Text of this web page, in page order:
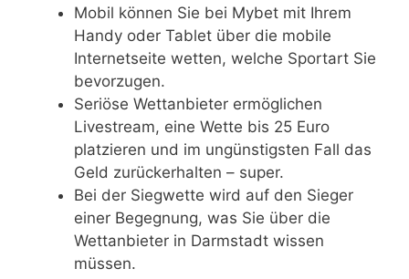
Mobil können Sie bei Mybet mit Ihrem
Handy oder Tablet über die mobile
Internetseite wetten, welche Sportart Sie
bevorzugen.
Seriöse Wettanbieter ermöglichen
Livestream, eine Wette bis 25 Euro
platzieren und im ungünstigsten Fall das
Geld zurückerhalten – super.
Bei der Siegwette wird auf den Sieger
einer Begegnung, was Sie über die
Wettanbieter in Darmstadt wissen
müssen.